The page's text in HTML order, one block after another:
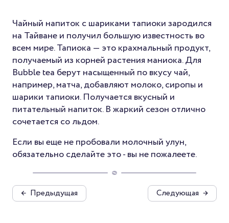
Чайный напиток с шариками тапиоки зародился
на Тайване и получил большую известность во
всем мире. Тапиока — это крахмальный продукт,
получаемый из корней растения маниока. Для
Bubble tea берут насыщенный по вкусу чай,
например, матча, добавляют молоко, сиропы и
шарики тапиоки. Получается вкусный и
питательный напиток. В жаркий сезон отлично
сочетается со льдом.
Если вы еще не пробовали молочный улун,
обязательно сделайте это - вы не пожалеете.
← Предыдущая Следующая →